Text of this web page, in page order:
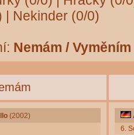
| Nekinder (0/0)
Nemám / Vyměním
(2002)
6.